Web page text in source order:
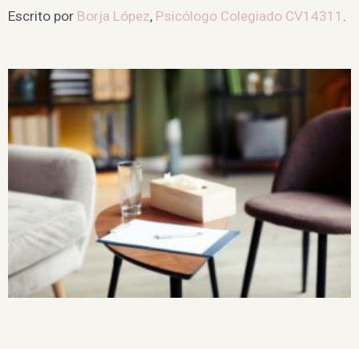
Escrito por Borja López, Psicólogo Colegiado CV14311 .